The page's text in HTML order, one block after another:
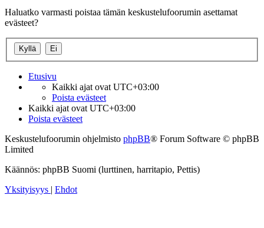
Haluatko varmasti poistaa tämän keskustelufoorumin asettamat
evästeet?
Etusivu
Kaikki ajat ovat UTC+03:00
Poista evästeet
Kaikki ajat ovat UTC+03:00
Poista evästeet
Keskustelufoorumin ohjelmisto phpBB® Forum Software © phpBB
Limited
Käännös: phpBB Suomi (lurttinen, harritapio, Pettis)
Yksityisyys | Ehdot